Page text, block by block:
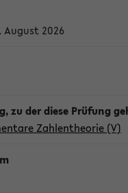
August 2026
Zahlentheorie (V)